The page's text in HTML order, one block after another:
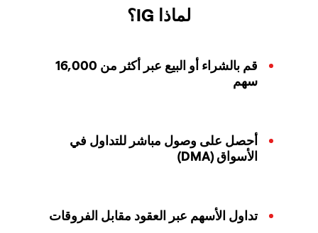
لماذا IG؟
قم بالشراء أو البيع عبر أكثر من 16,000
سهم
أحصل على وصول مباشر للتداول في
الأسواق (DMA)
تداول الأسهم عبر العقود مقابل الفروقات